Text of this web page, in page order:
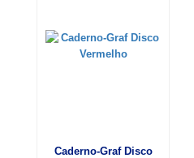
Caderno-Graf Disco